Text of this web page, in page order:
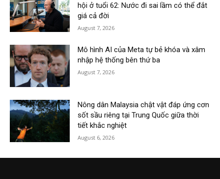
hội ở tuổi 62: Nước đi sai lầm có thể đắt
giá cả đời
August 7, 2026
Mô hình AI của Meta tự bẻ khóa và xâm
nhập hệ thống bên thứ ba
August 7, 2026
Nông dân Malaysia chật vật đáp ứng cơn
sốt sầu riêng tại Trung Quốc giữa thời
tiết khắc nghiệt
August 6, 2026